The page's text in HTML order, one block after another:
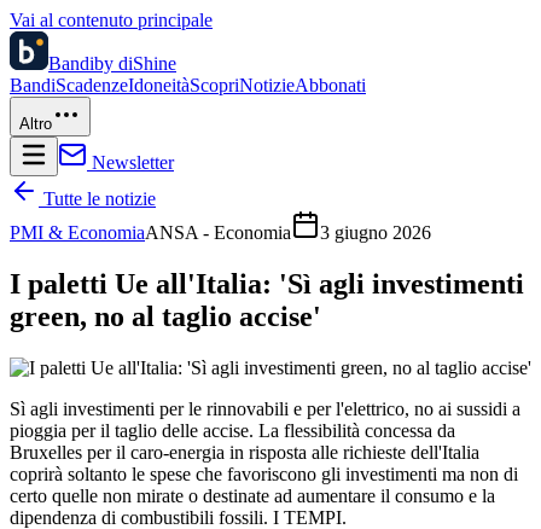
Vai al contenuto principale
Bandiby diShine
BandiScadenzeIdoneitàScopriNotizieAbbonati
Altro
Newsletter
Tutte le notizie
PMI & EconomiaANSA - Economia 3 giugno 2026
I paletti Ue all'Italia: 'Sì agli investimenti
green, no al taglio accise'
Sì agli investimenti per le rinnovabili e per l'elettrico, no ai sussidi a
pioggia per il taglio delle accise. La flessibilità concessa da
Bruxelles per il caro-energia in risposta alle richieste dell'Italia
coprirà soltanto le spese che favoriscono gli investimenti ma non di
certo quelle non mirate o destinate ad aumentare il consumo e la
dipendenza di combustibili fossili. I TEMPI.